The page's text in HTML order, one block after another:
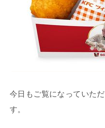
今日もご覧になっていた
す。